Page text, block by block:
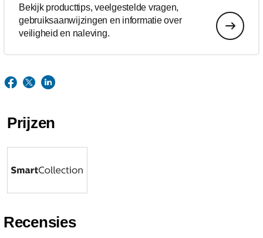
Bekijk producttips, veelgestelde vragen,
gebruiksaanwijzingen en informatie over
veiligheid en naleving.
Prijzen
Recensies